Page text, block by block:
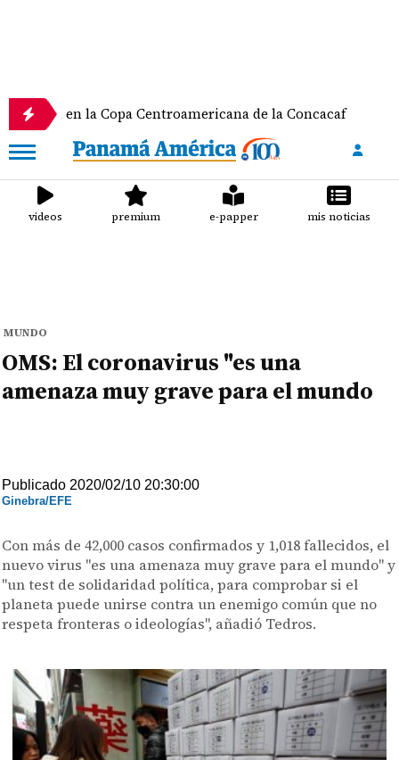
en la Copa Centroamericana de la Concacaf
videos premium e-papper mis noticias
MUNDO
OMS: El coronavirus "es una
amenaza muy grave para el mundo
Publicado 2020/02/10 20:30:00
Ginebra/EFE
Con más de 42,000 casos confirmados y 1,018 fallecidos, el
nuevo virus "es una amenaza muy grave para el mundo" y
"un test de solidaridad política, para comprobar si el
planeta puede unirse contra un enemigo común que no
respeta fronteras o ideologías", añadió Tedros.